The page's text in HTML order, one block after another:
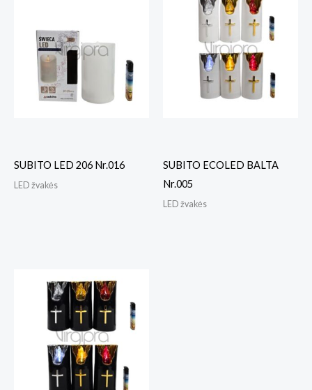
SUBITO LED 206 Nr.016
LED žvakės
SUBITO ECOLED BALTA
Nr.005
LED žvakės